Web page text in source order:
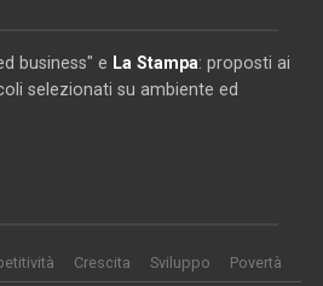
business" e La Stampa: proposti ai
selezionati su ambiente ed
Crescita Sviluppo Povertà